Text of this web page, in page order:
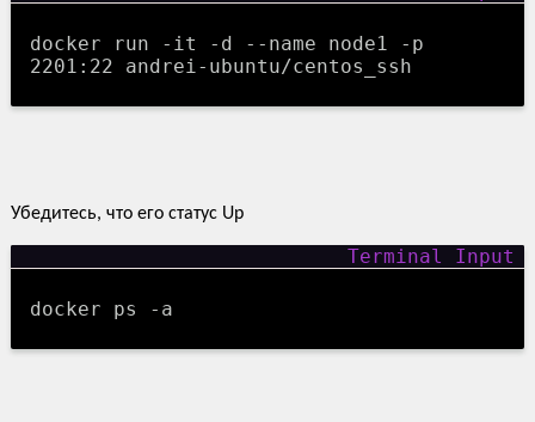
docker run -it -d --name node1 -p
2201:22 andrei-ubuntu/centos_ssh
Убедитесь, что его статус Up
docker ps -a